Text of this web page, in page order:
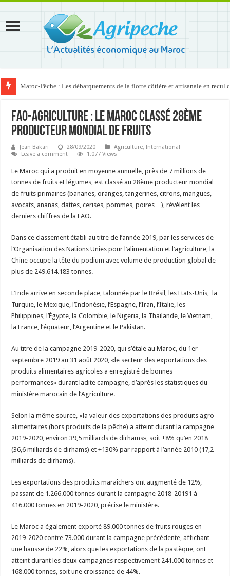
Maroc-Pêche : Les débarquements de la flotte côtière et artisanale en recul
FAO-Agriculture : Le Maroc classé 28ème
producteur mondial de fruits
Jean Bakari 28/09/2020 Agriculture,International
Leave a comment
1,077 Views
Le Maroc qui a produit en moyenne annuelle, près de 7 millions de
tonnes de fruits et légumes, est classé au 28ème producteur mondial
de fruits primaires (bananes, oranges, tangerines, citrons, mangues,
avocats, ananas, dattes, cerises, pommes, poires…), révèlent les
derniers chiffres de la FAO.
Dans ce classement établi au titre de l’année 2019, par les services de
l’Organisation des Nations Unies pour l’alimentation et l’agriculture, la
Chine occupe la tête du podium avec volume de production global de
plus de 249.614.183 tonnes.
L’Inde arrive en seconde place, talonnée par le Brésil, les Etats-Unis, la
Turquie, le Mexique, l’Indonésie, l’Espagne, l’Iran, l’Italie, les
Philippines, l’Égypte, la Colombie, le Nigeria, la Thaïlande, le Vietnam,
la France, l’équateur, l’Argentine et le Pakistan.
Au titre de la campagne 2019-2020, qui s’étale au Maroc, du 1er
septembre 2019 au 31 août 2020, «le secteur des exportations des
produits alimentaires agricoles a enregistré de bonnes
performances» durant ladite campagne, d’après les statistiques du
ministère marocain de l’Agriculture.
Selon la même source, «la valeur des exportations des produits agro-
alimentaires (hors produits de la pêche) a atteint durant la campagne
2019-2020, environ 39,5 milliards de dirhams», soit +8% qu’en 2018
(36,6 milliards de dirhams) et +130% par rapport à l’année 2010 (17,2
milliards de dirhams).
Les exportations des produits maraîchers ont augmenté de 12%,
passant de 1.266.000 tonnes durant la campagne 2018-20191 à
416.000 tonnes en 2019-2020, précise le ministère.
Le Maroc a également exporté 89.000 tonnes de fruits rouges en
2019-2020 contre 73.000 durant la campagne précédente, affichant
une hausse de 22%, alors que les exportations de la pastèque, ont
atteint durant les deux campagnes respectivement 241.000 tonnes et
168.000 tonnes, soit une croissance de 44%.